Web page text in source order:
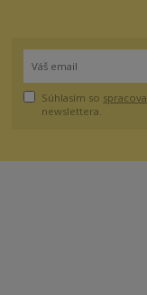
Súhlasím so
newslettera.